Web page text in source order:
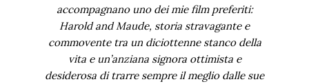
accompagnano uno dei mie film preferiti:
Harold and Maude, storia stravagante e
commovente tra un diciottenne stanco della
vita e un’anziana signora ottimista e
desiderosa di trarre sempre il meglio dalle sue